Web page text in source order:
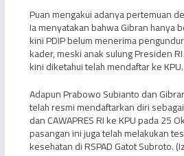
Puan mengakui adanya pertemuan
Ia menyatakan bahwa Gibran hanya
kini PDIP belum menerima
kader, meski anak sulung Presiden
kini diketahui telah mendaftar ke KPU.
Adapun Prabowo Subianto dan
telah resmi mendaftarkan diri
dan CAWAPRES RI ke KPU pada 25
pasangan ini juga telah melakukan
kesehatan di RSPAD Gatot Subroto.